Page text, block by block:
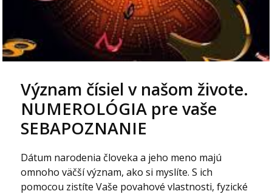
Význam čísiel v našom živote.
NUMEROLÓGIA pre vaše
SEBAPOZNANIE
Dátum narodenia človeka a jeho meno majú
omnoho väčší význam, ako si myslíte. S ich
pomocou zistíte Vaše povahové vlastnosti, fyzické